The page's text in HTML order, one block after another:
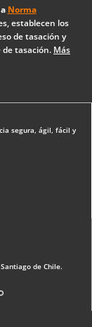
g
r
a
Norma
establecen los
de tasación y
tasación. Más
segura, ágil, fácil y
de Chile.